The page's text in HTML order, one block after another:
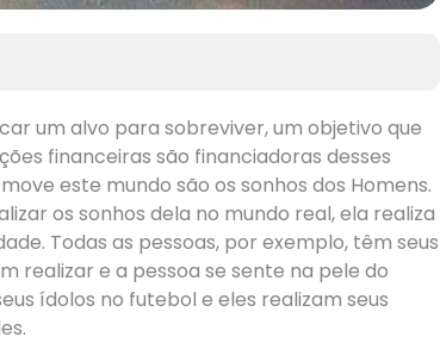
um alvo para sobreviver, um objetivo que
financeiras são financiadoras desses
este mundo são os sonhos dos Homens.
os sonhos dela no mundo real, ela realiza
Todas as pessoas, por exemplo, têm seus
realizar e a pessoa se sente na pele do
ídolos no futebol e eles realizam seus